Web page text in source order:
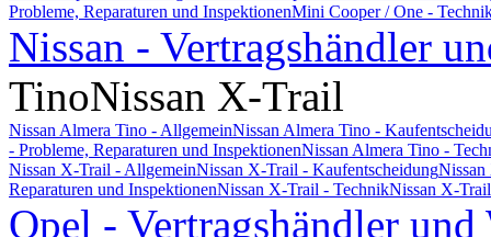
Probleme, Reparaturen und InspektionenMini Cooper / One -
Nissan - Vertragshändler
TinoNissan X-Trail
Nissan Almera Tino - AllgemeinNissan Almera Tino -
- Probleme, Reparaturen und InspektionenNissan Almera Tino -
Nissan X-Trail - AllgemeinNissan X-Trail - KaufentscheidungNissan
Reparaturen und InspektionenNissan X-Trail - TechnikNissan X-
Opel - Vertragshändler und